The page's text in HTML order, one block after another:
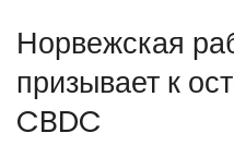
Норвежская
призывает к
CBDC